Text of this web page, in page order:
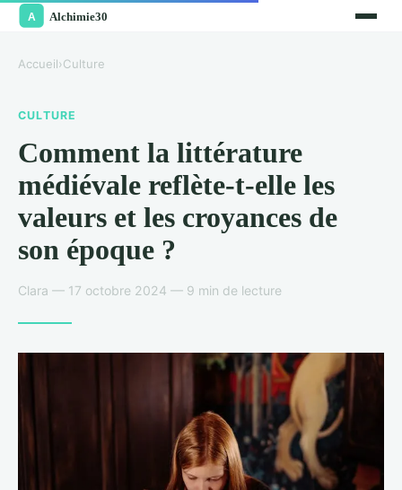
Accueil›Culture
CULTURE
Comment la littérature
médiévale reflète-t-elle les
valeurs et les croyances de
son époque ?
Clara — 17 octobre 2024 — 9 min de lecture